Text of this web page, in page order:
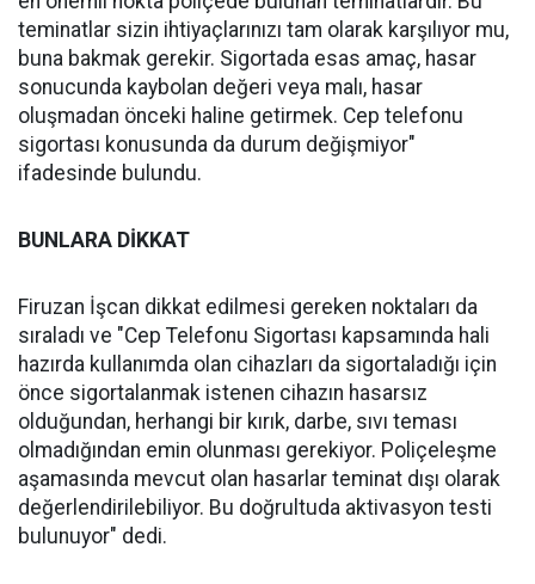
teminatlar sizin ihtiyaçlarınızı tam olarak karşılıyor mu,
buna bakmak gerekir. Sigortada esas amaç, hasar
sonucunda kaybolan değeri veya malı, hasar
oluşmadan önceki haline getirmek. Cep telefonu
sigortası konusunda da durum değişmiyor"
ifadesinde bulundu.
BUNLARA DİKKAT
Firuzan İşcan dikkat edilmesi gereken noktaları da
sıraladı ve "Cep Telefonu Sigortası kapsamında hali
hazırda kullanımda olan cihazları da sigortaladığı için
önce sigortalanmak istenen cihazın hasarsız
olduğundan, herhangi bir kırık, darbe, sıvı teması
olmadığından emin olunması gerekiyor. Poliçeleşme
aşamasında mevcut olan hasarlar teminat dışı olarak
değerlendirilebiliyor. Bu doğrultuda aktivasyon testi
bulunuyor" dedi.